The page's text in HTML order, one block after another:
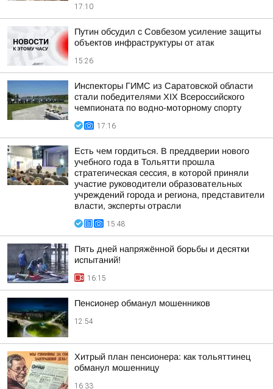
17:10
Путин обсудил с Совбезом усиление защиты
объектов инфраструктуры от атак
15:26
Инспекторы ГИМС из Саратовской области
стали победителями XIX Всероссийского
чемпионата по водно-моторному спорту
17:16
Есть чем гордиться. В преддверии нового
учебного года в Тольятти прошла
стратегическая сессия, в которой приняли
участие руководители образовательных
учреждений города и региона, представители
власти, эксперты отрасли
15:48
Пять дней напряжённой борьбы и десятки
испытаний!
16:15
Пенсионер обманул мошенников
12:54
Хитрый план пенсионера: как тольяттинец
обманул мошенницу
16:33